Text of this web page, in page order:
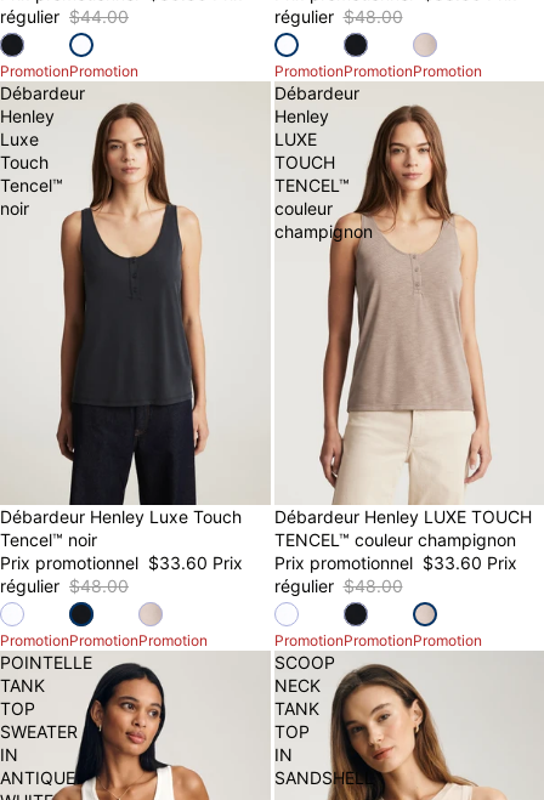
régulier $44.00
PromotionPromotion
régulier $48.00
PromotionPromotionPromotion
Débardeur
Henley
Luxe
Touch
Tencel™
noir
30% OFF
Débardeur Henley Luxe Touch
Tencel™ noir
Prix promotionnel $33.60 Prix
régulier $48.00
PromotionPromotionPromotion
Débardeur
Henley
LUXE
TOUCH
TENCEL™
couleur
champignon
30% OFF
Débardeur Henley LUXE TOUCH
TENCEL™ couleur champignon
Prix promotionnel $33.60 Prix
régulier $48.00
PromotionPromotionPromotion
POINTELLE
TANK
TOP
SWEATER
IN
ANTIQUE
SCOOP
NECK
TANK
TOP
IN
SANDSHELL